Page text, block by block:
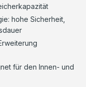
hohe Sicherheit,
für den Innen- und